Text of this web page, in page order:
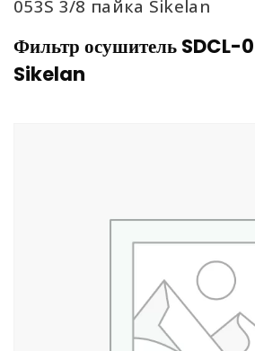
053S 3/8 пайка Sikelan
Фильтр осушитель SDCL-
Sikelan